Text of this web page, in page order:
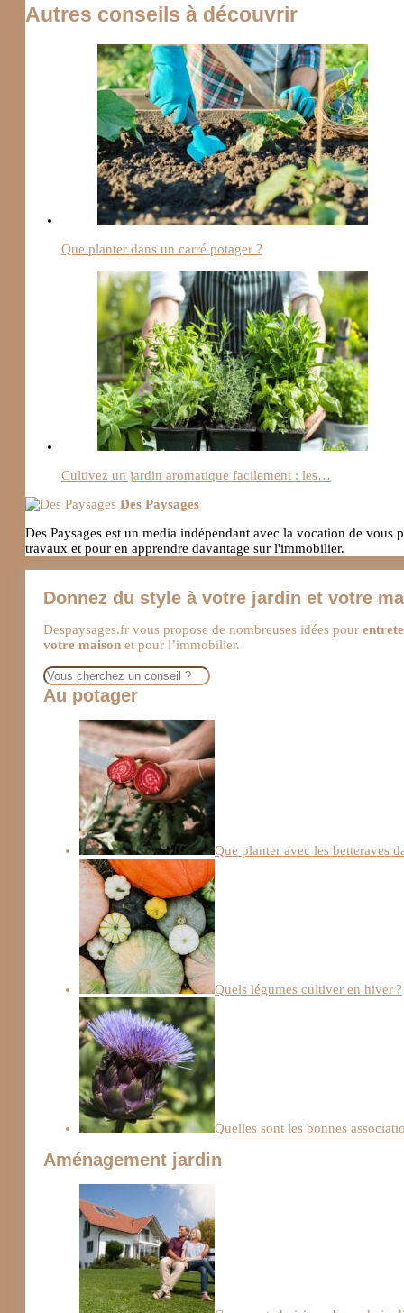
Autres conseils à découvrir
Que planter dans un carré potager ?
Cultivez un jardin aromatique facilement : les…
Des Paysages
Des Paysages est un media indépendant avec la vocation de
travaux et pour en apprendre davantage sur l'immobilier.
Donnez du style à votre jardin et votre
Despaysages.fr vous propose de nombreuses idées pour
votre maison et pour l’immobilier.
Rechercher
Au potager
Que planter avec les betteraves
Quels légumes cultiver en hiver ?
Quelles sont les bonnes
Aménagement jardin